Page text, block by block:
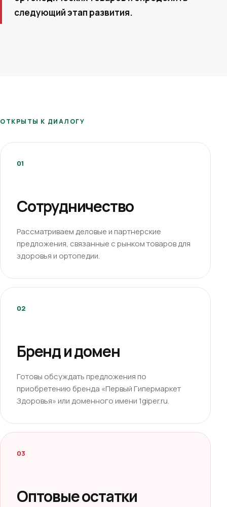
следующий этап развития.
ОТКРЫТЫ К ДИАЛОГУ
01
Сотрудничество
Рассматриваем деловые и партнерские
предложения, связанные с рынком товаров для
здоровья и ортопедии.
02
Бренд и домен
Готовы обсуждать предложения по
приобретению бренда «Первый Гипермаркет
Здоровья» или доменного имени 1giper.ru.
03
Оптовые остатки